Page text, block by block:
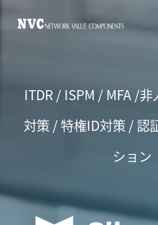
ITDR / ISPM / MFA /非
対策 / 特権ID対策 / 認
ション